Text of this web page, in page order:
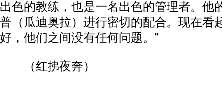
出色的教练，也是一名出色的管理者。他
普（瓜迪奥拉）进行密切的配合。现在看
好，他们之间没有任何问题。”
（红拂夜奔）